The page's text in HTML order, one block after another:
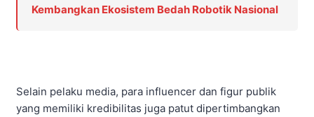
Kembangkan Ekosistem Bedah Robotik Nasional
Selain pelaku media, para influencer dan figur publik
yang memiliki kredibilitas juga patut dipertimbangkan